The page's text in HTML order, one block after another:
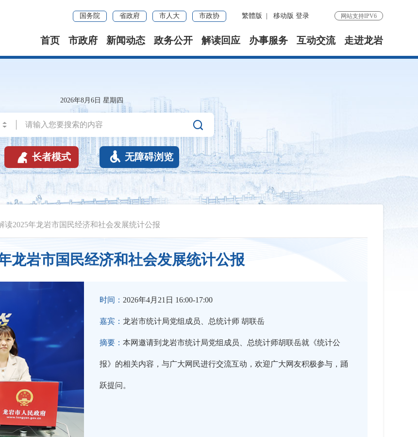
国务院 省政府 市人大 市政协 繁體版 移动版 登录 网站支持IPV6
首页 市政府 新闻动态 政务公开 解读回应 办事服务 互动交流 走进龙岩
2026年8月6日 星期四

 长者模式  无障碍浏览
读2025年龙岩市国民经济和社会发展统计公报
龙岩市国民经济和社会发展统计公报
时间： 2026年4月21日 16:00-17:00
嘉宾： 龙岩市统计局党组成员、总统计师 胡联岳
摘要： 本网邀请到龙岩市统计局党组成员、总统计师胡联岳就《统计公
报》的相关内容，与广大网民进行交流互动，欢迎广大网友积极参与，踊
跃提问。